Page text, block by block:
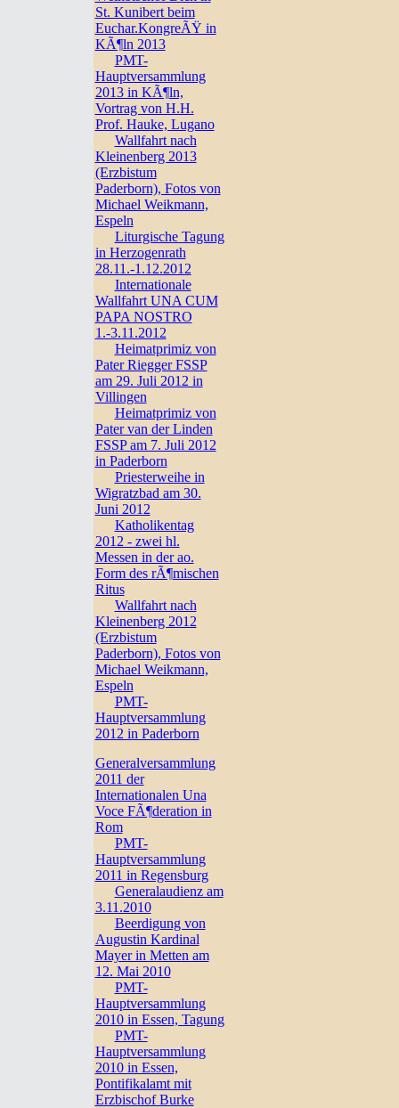
St. Kunibert beim
Euchar.KongreÃŸ in
KÃ¶ln 2013
PMT-
Hauptversammlung
2013 in KÃ¶ln,
Vortrag von H.H.
Prof. Hauke, Lugano
Wallfahrt nach
Kleinenberg 2013
(Erzbistum
Paderborn), Fotos von
Michael Weikmann,
Espeln
Liturgische Tagung
in Herzogenrath
28.11.-1.12.2012
Internationale
Wallfahrt UNA CUM
PAPA NOSTRO
1.-3.11.2012
Heimatprimiz von
Pater Riegger FSSP
am 29. Juli 2012 in
Villingen
Heimatprimiz von
Pater van der Linden
FSSP am 7. Juli 2012
in Paderborn
Priesterweihe in
Wigratzbad am 30.
Juni 2012
Katholikentag
2012 - zwei hl.
Messen in der ao.
Form des rÃ¶mischen
Ritus
Wallfahrt nach
Kleinenberg 2012
(Erzbistum
Paderborn), Fotos von
Michael Weikmann,
Espeln
PMT-
Hauptversammlung
2012 in Paderborn
Generalversammlung
2011 der
Internationalen Una
Voce FÃ¶deration in
Rom
PMT-
Hauptversammlung
2011 in Regensburg
Generalaudienz am
3.11.2010
Beerdigung von
Augustin Kardinal
Mayer in Metten am
12. Mai 2010
PMT-
Hauptversammlung
2010 in Essen, Tagung
PMT-
Hauptversammlung
2010 in Essen,
Pontifikalamt mit
Erzbischof Burke